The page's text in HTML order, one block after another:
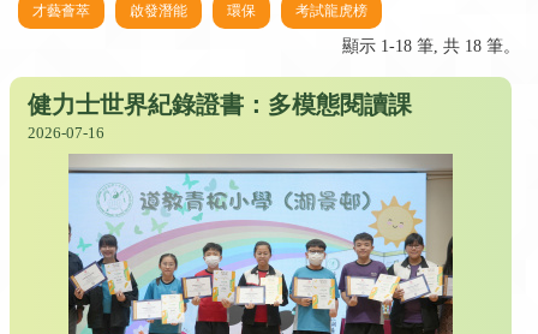
才藝薈萃 啟發潛能 環保 考試龍虎榜
顯示 1-18 筆, 共 18 筆。
健力士世界紀錄證書：多模態閱讀課
2026-07-16